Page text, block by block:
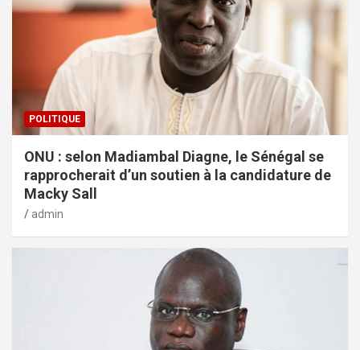
POLITIQUE
ONU : selon Madiambal Diagne, le Sénégal se
rapprocherait d’un soutien à la candidature de
Macky Sall
admin